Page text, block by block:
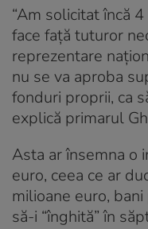
“Am solicitat încă
face față tuturor
reprezentare
nu se va aproba
fonduri proprii, ca
explică primarul
Asta ar însemna o
euro, ceea ce ar
milioane euro,
să-i “înghită” în